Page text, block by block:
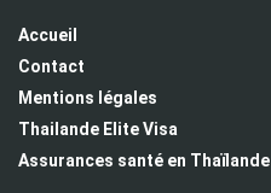
Accueil
Contact
Mentions légales
Thailande Elite Visa
Assurances santé en Thaïlande